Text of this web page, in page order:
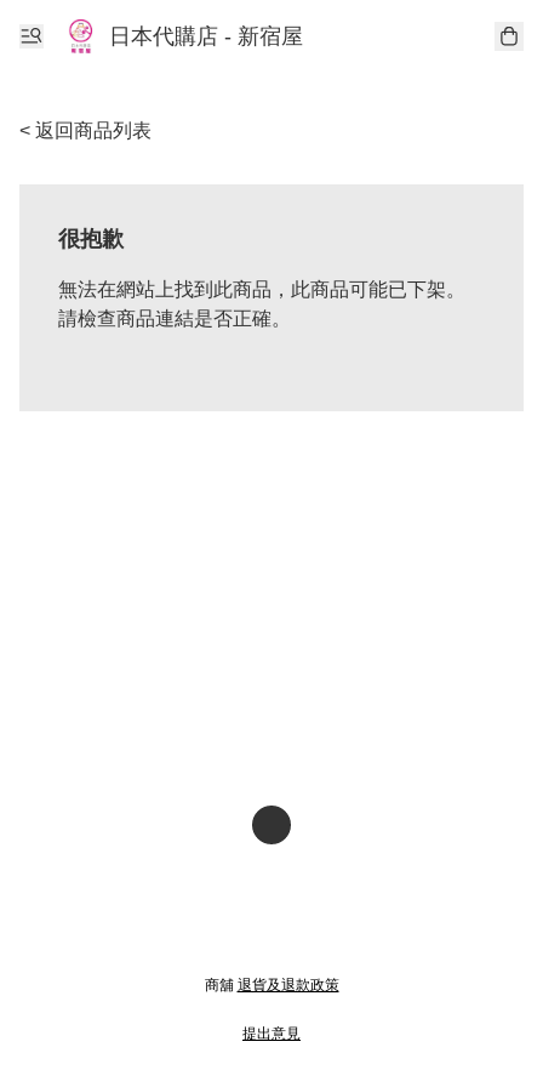
日本代購店 - 新宿屋
< 返回商品列表
很抱歉
無法在網站上找到此商品，此商品可能已下架。
請檢查商品連結是否正確。
商舖 退貨及退款政策
提出意見